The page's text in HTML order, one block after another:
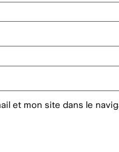
et mon site dans le